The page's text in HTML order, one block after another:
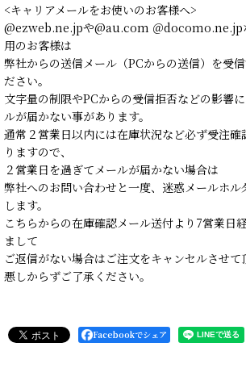
<キャリアメールをお使いのお客様へ>
@ezweb.ne.jpや@au.com ＠docomo.ne.jp
用のお客様は
弊社からの送信メール（PCからの送信）を受
ださい。
文字量の制限やPCからの受信拒否などの影響
ルが届かない事があります。
通常２営業日以内には在庫状況など必ず受注確
りますので、
２営業日を過ぎてメールが届かない場合は
弊社へのお問い合わせと一度、迷惑メールホル
します。
こちらからの在庫確認メール送付より7営業日
まして
ご返信がない場合はご注文をキャンセルさせて
悪しからずご了承ください。
Facebookでシェア